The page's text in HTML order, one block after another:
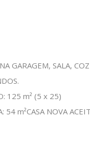
GARAGEM, SALA,
125 m² (5 x 25)
54 m²CASA NOVA